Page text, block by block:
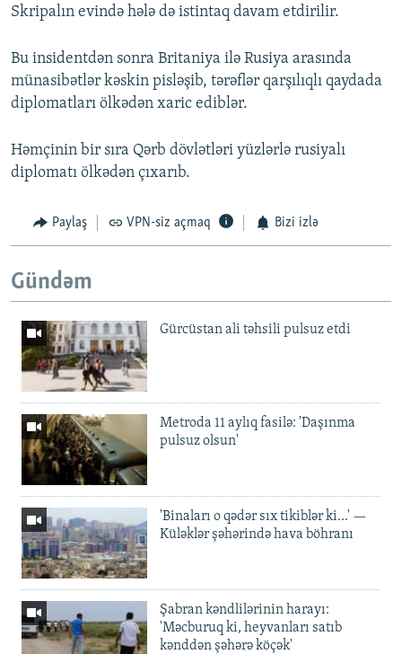
Skripalın evində hələ də istintaq davam etdirilir.
Bu insidentdən sonra Britaniya ilə Rusiya arasında
münasibətlər kəskin pisləşib, tərəflər qarşılıqlı qaydada
diplomatları ölkədən xaric ediblər.
Həmçinin bir sıra Qərb dövlətləri yüzlərlə rusiyalı
diplomatı ölkədən çıxarıb.
Paylaş VPN-siz açmaq Bizi izlə
Gündəm
Gürcüstan ali təhsili pulsuz etdi
Metroda 11 aylıq fasilə: 'Daşınma
pulsuz olsun'
'Binaları o qədər sıx tikiblər ki...' —
Küləklər şəhərində hava böhranı
Şabran kəndlilərinin harayı:
'Məcburuq ki, heyvanları satıb
kənddən şəhərə köçək'